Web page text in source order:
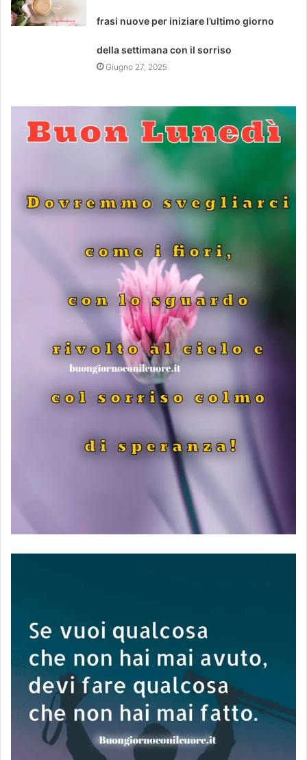
frasi nuove per iniziare l’ultimo giorno
della settimana con il sorriso
Giugno 27, 2025